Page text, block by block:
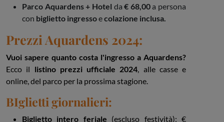
Parco Aquardens + Hotel da€ 68,00a persona
con biglietto ingressoecolazione inclusa.
Prezzi Aquardens 2024:
Vuoi sapere quanto costa l'ingresso a Aquardens?
Ecco il listino prezzi ufficiale 2024, alle casse e
online, del parco per la prossima stagione.
BIglietti giornalieri:
Biglietto intero feriale (escluso festività): €